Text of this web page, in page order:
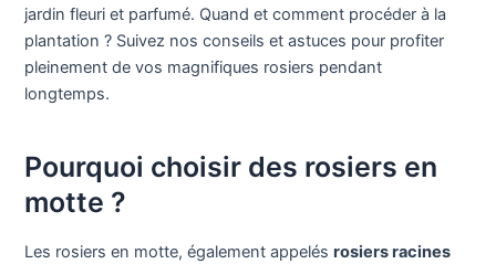
jardin fleuri et parfumé. Quand et comment procéder à la
plantation ? Suivez nos conseils et astuces pour profiter
pleinement de vos magnifiques rosiers pendant
longtemps.
Pourquoi choisir des rosiers en
motte ?
Les rosiers en motte, également appelésrosiers racines